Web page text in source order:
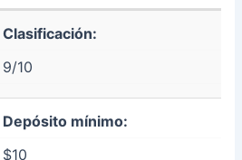
Clasificación:
9/10
Depósito mínimo:
$10